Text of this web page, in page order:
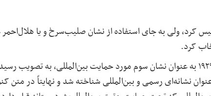
ملی خود را تأسیس کرد، ولی به جای استفاده از نشان صلیب‌سرخ و یا
کرد.
نشانه‌ای رسمی و بین‌المللی شناخته شد و نهایتاً در متن